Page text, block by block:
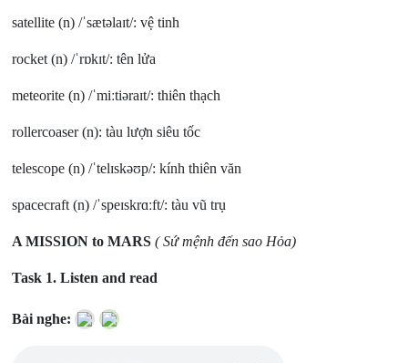
satellite (n) /ˈsætəlaɪt/: vệ tinh
rocket (n) /ˈrɒkɪt/: tên lửa
meteorite (n) /ˈmiːtiəraɪt/: thiên thạch
rollercoaser (n): tàu lượn siêu tốc
telescope (n) /ˈtelɪskəʊp/: kính thiên văn
spacecraft (n) /ˈspeɪskrɑːft/: tàu vũ trụ
A MISSION to MARS ( Sứ mệnh đến sao Hỏa)
Task 1. Listen and read
Bài nghe: